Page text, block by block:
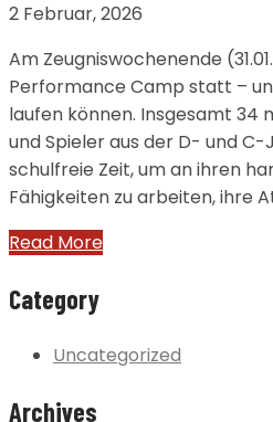
2 Februar, 2026
Am Zeugniswochenende
Performance Camp statt –
laufen können. Insgesamt 34
und Spieler aus der D- und
schulfreie Zeit, um an ihren
Fähigkeiten zu arbeiten, ihre
Read More
Category
Uncategorized
Archives